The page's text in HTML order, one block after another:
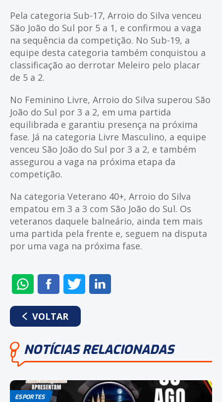
Pela categoria Sub-17, Arroio do Silva venceu
São João do Sul por 5 a 1, e confirmou a vaga
na sequência da competição. No Sub-19, a
equipe desta categoria também conquistou a
classificação ao derrotar Meleiro pelo placar
de 5 a 2.
No Feminino Livre, Arroio do Silva superou São
João do Sul por 3 a 2, em uma partida
equilibrada e garantiu presença na próxima
fase. Já na categoria Livre Masculino, a equipe
venceu São João do Sul por 3 a 2, e também
assegurou a vaga na próxima etapa da
competição.
Na categoria Veterano 40+, Arroio do Silva
empatou em 3 a 3 com São João do Sul. Os
veteranos daquele balneário, ainda tem mais
uma partida pela frente e, seguem na disputa
por uma vaga na próxima fase.
ENVIAR
NO
WHATSAPP
COMPARTILHAR
NO
FACEBOOK
COMPARTILHAR
NO
VOLTAR
NOTÍCIAS RELACIONADAS
ESPORTES